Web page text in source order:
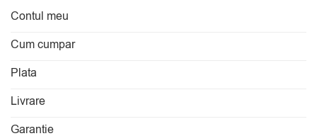
Contul meu
Cum cumpar
Plata
Livrare
Garantie